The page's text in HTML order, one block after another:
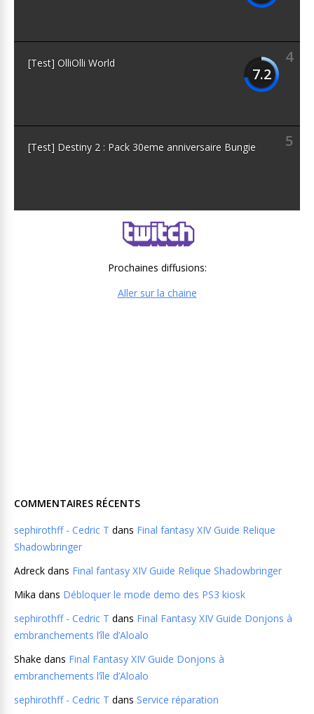
4
7.2
[Test] OlliOlli World
5
[Test] Destiny 2 : Pack 30eme anniversaire Bungie
Prochaines diffusions:
Aller sur la chaine
COMMENTAIRES RÉCENTS
sephirothff - Cedric T dans Final fantasy XIV Guide Relique
Shadowbringer
Adreck dans Final fantasy XIV Guide Relique Shadowbringer
Mika dans Débloquer le mode demo des PS3 kiosk
sephirothff - Cedric T dans Final Fantasy XIV Guide Donjons à
embranchements l’île d’Aloalo
Shake dans Final Fantasy XIV Guide Donjons à
embranchements l’île d’Aloalo
sephirothff - Cedric T dans Service réparation